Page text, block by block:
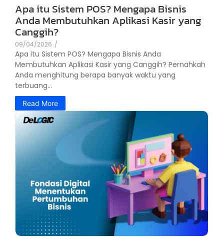
Apa itu Sistem POS? Mengapa Bisnis
Anda Membutuhkan Aplikasi Kasir yang
Canggih?
09/04/2026 /
Apa itu Sistem POS? Mengapa Bisnis Anda
Membutuhkan Aplikasi Kasir yang Canggih? Pernahkah
Anda menghitung berapa banyak waktu yang
terbuang...
Read More